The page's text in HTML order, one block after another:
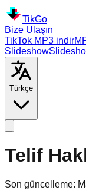
TikGo
Bize Ulaşın
TikTok MP3 indir
Slideshow
Türkçe
Telif
Son güncelleme: